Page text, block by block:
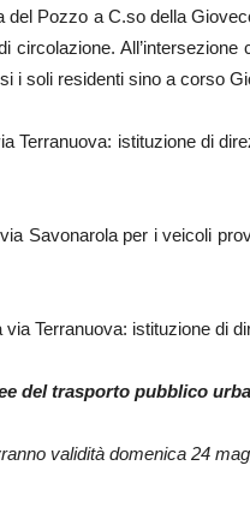
del Pozzo a C.so della
circolazione.
i soli residenti sino a corso
Terranuova: istituzione di
Savonarola per i veicoli
via Terranuova: istituzione di
del trasporto pubblico
validità domenica 24